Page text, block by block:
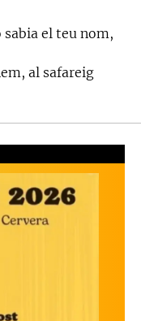
sabia el teu nom,
al safareig